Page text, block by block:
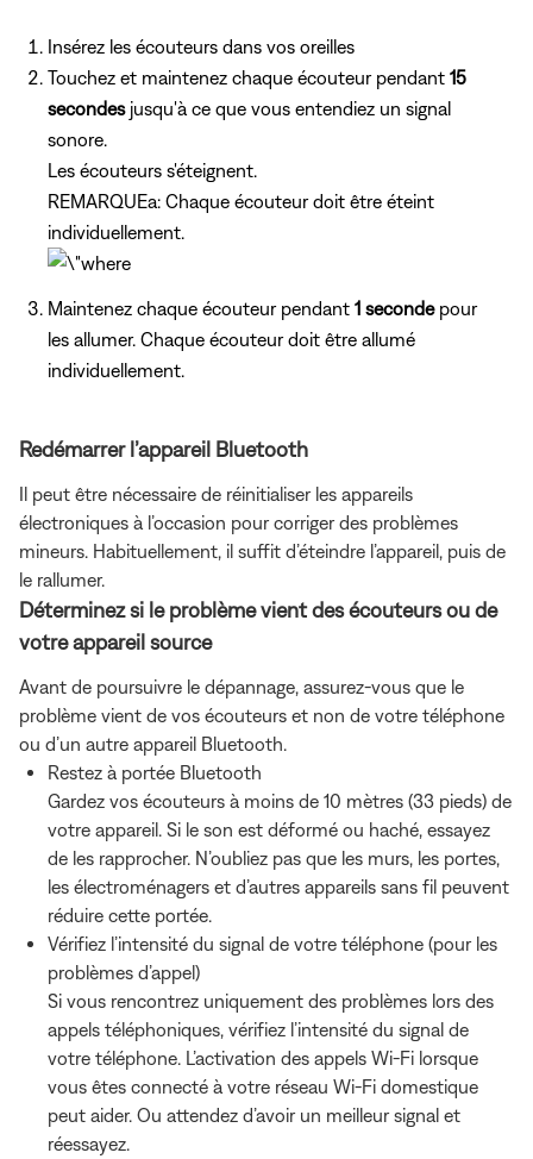
Insérez les écouteurs dans vos oreilles
Touchez et maintenez chaque écouteur pendant 15
secondesjusqu'à ce que vous entendiez un signal
sonore.
Les écouteurs s'éteignent.
REMARQUEa: Chaque écouteur doit être éteint
individuellement.
Maintenez chaque écouteur pendant 1 secondepour
les allumer. Chaque écouteur doit être allumé
individuellement.
Redémarrer l’appareil Bluetooth
Il peut être nécessaire de réinitialiser les appareils
électroniques à l’occasion pour corriger des problèmes
mineurs. Habituellement, il suffit d’éteindre l’appareil, puis de
le rallumer.
Déterminez si le problème vient des écouteurs ou de
votre appareil source
Avant de poursuivre le dépannage, assurez-vous que le
problème vient de vos écouteurs et non de votre téléphone
ou d’un autre appareil Bluetooth.
Restez à portée Bluetooth
Gardez vos écouteurs à moins de 10 mètres (33 pieds) de
votre appareil. Si le son est déformé ou haché, essayez
de les rapprocher. N’oubliez pas que les murs, les portes,
les électroménagers et d’autres appareils sans fil peuvent
réduire cette portée.
Vérifiez l’intensité du signal de votre téléphone (pour les
problèmes d’appel)
Si vous rencontrez uniquement des problèmes lors des
appels téléphoniques, vérifiez l’intensité du signal de
votre téléphone. L’activation des appels Wi-Fi lorsque
vous êtes connecté à votre réseau Wi-Fi domestique
peut aider. Ou attendez d’avoir un meilleur signal et
réessayez.